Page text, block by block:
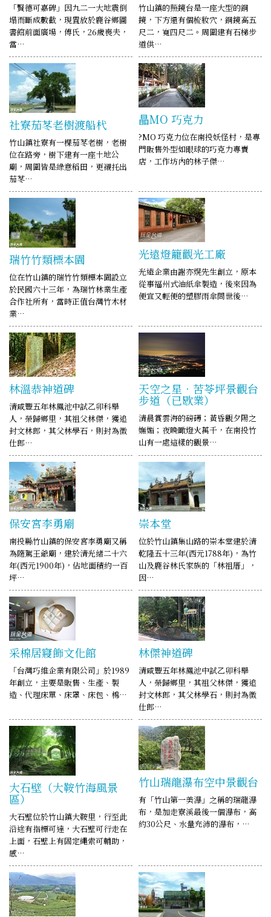
「賢德可嘉碑」因九二一大地震倒
塌而斷成數截，現置放於鹿谷鄉圖
書館前面廣場，傅氏，26歲喪夫，
當…
竹山鎮的照鏡台是一座大型的銅
鏡，下方還有個梳妝穴，銅鏡高五
尺二，寬四尺二。周圍建有石梯步
道供…
社寮茄苳老樹渡船杙
竹山鎮社寮有一棵茄苳老樹，老樹
位在路旁，樹下建有一座土地公
廟，周圍皆是綠意稻田，更襯托出
茄苳…
瞐MO 巧克力
?MO 巧克力位在南投妖怪村，是專
門販售外型如眼球的巧克力專賣
店，工作坊內的林子傑…
瑞竹竹類標本園
位在竹山鎮的瑞竹竹類標本園設立
於民國六十三年，為瑞竹林業生產
合作社所有，當時正值台灣竹木材
業…
光遠燈籠觀光工廠
光遠企業由謝亦熀先生創立，原本
從事福州式油紙傘製造，後來因為
便宜又輕便的塑膠雨傘問世後…
林溫恭神道碑
清咸豐五年林鳳池中試乙卯科舉
人，榮歸鄉里，其祖父林傑，獲追
封文林郎，其父林學石，則封為徵
仕郎…
天空之星．苦苓坪景觀台
步道（已歇業）
清晨賞雲海的磅礡；黃昏觀夕陽之
嫵媚；夜晚瞰燈火萬千，在南投竹
山有一處這樣的觀景…
保安宮李勇廟
南投縣竹山鎮的保安宮李勇廟又稱
為隨駕王爺廟，建於清光緒二十六
年(西元1900年)，佔地面積約一百
坪…
崇本堂
位於竹山鎮集山路的崇本堂建於清
乾隆五十三年(西元1788年)，為竹
山及鹿谷林氏家族的「林祖厝」，
因…
采棉居寢飾文化館
「台灣巧維企業有限公司」於1989
年創立，主要是販售、生產、製
造、代理床單、床罩、床包、棉…
林傑神道碑
清咸豐五年林鳳池中試乙卯科舉
人，榮歸鄉里，其祖父林傑，獲追
封文林郎，其父林學石，則封為徵
仕郎…
大石壁（大鞍竹海風景
區）
大石壁位於竹山鎮大鞍里，行至此
沿途有指標可達，大石壁可行走在
上面，石壁上有固定繩索可輔助，
感…
竹山瑞龍瀑布空中景觀台
有「竹山第一美瀑」之稱的瑞龍瀑
布，是加走寮溪最後一個瀑布，高
約30公尺、水量充沛的瀑布，…